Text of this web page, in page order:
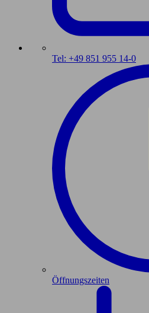
Tel: +49 851 955 14-0
Öffnungszeiten